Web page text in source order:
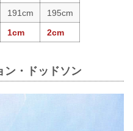
191cm
195cm
1cm 2cm
ン・ドッドソン